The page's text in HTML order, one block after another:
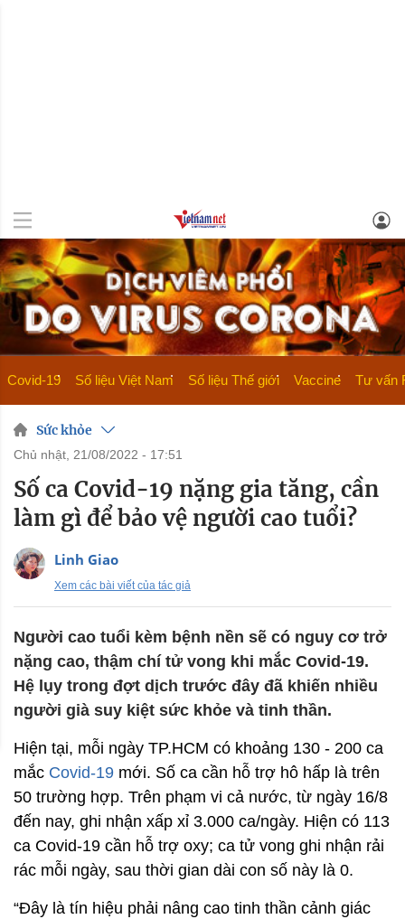
Covid-19 Số liệu Việt Nam Số liệu Thế giới Vaccine Tư vấn
Sức khỏe
chủ nhật, 21/08/2022 - 17:51
Số ca Covid-19 nặng gia tăng, cần
làm gì để bảo vệ người cao tuổi?
Linh Giao
Xem các bài viết của tác giả
Người cao tuổi kèm bệnh nền sẽ có nguy cơ trở
nặng cao, thậm chí tử vong khi mắc Covid-19.
Hệ lụy trong đợt dịch trước đây đã khiến nhiều
người già suy kiệt sức khỏe và tinh thần.
Hiện tại, mỗi ngày TP.HCM có khoảng 130 - 200 ca
mắc Covid-19 mới. Số ca cần hỗ trợ hô hấp là trên
50 trường hợp. Trên phạm vi cả nước, từ ngày 16/8
đến nay, ghi nhận xấp xỉ 3.000 ca/ngày. Hiện có 113
ca Covid-19 cần hỗ trợ oxy; ca tử vong ghi nhận rải
rác mỗi ngày, sau thời gian dài con số này là 0.
“Đây là tín hiệu phải nâng cao tinh thần cảnh giác